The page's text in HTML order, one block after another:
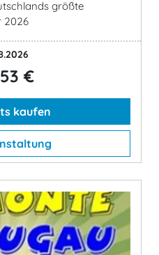
größte
2026
€
kaufen